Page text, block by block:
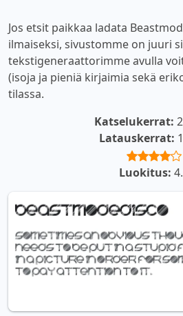
Jos etsit paikkaa ladata
ilmaiseksi, sivustomme on juuri
tekstigeneraattorimme avulla
(isoja ja pieniä kirjaimia sekä
tilassa.
Katselukerrat:
Latauskerrat:
Luokitus: